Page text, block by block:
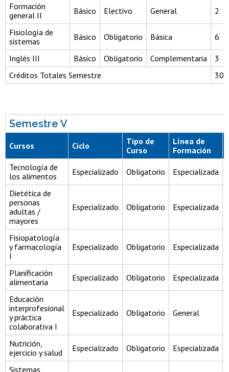
Formación
general II
Básico Electivo General 2
Fisiología de
sistemas
Básico Obligatorio Básica 6
Inglés III Básico Obligatorio Complementaria
3
Créditos Totales Semestre
30
Semestre V
Cursos Ciclo
Tipo de
Curso
Línea de
Formación
Tecnología de
los alimentos
Especializado Obligatorio Especializada
Dietética de
personas
adultas /
mayores
Especializado Obligatorio Especializada
Fisiopatología
y farmacología
I
Especializado Obligatorio Especializada
Planificación
alimentaria
Especializado Obligatorio Especializada
Educación
interprofesional
y práctica
colaborativa I
Especializado Obligatorio General
Nutrición,
ejercicio y salud
Especializado Obligatorio Especializada
Sistemas